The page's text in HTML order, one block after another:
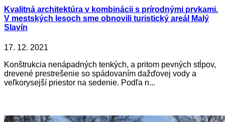
Kvalitná architektúra v kombinácii s prírodnými prvkami.
V mestských lesoch sme obnovili turistický areál Malý
Slavín
17. 12. 2021
Konštrukcia nenápadných tenkých, a pritom pevných stĺpov,
drevené prestrešenie so spádovaním dažďovej vody a
veľkorysejší priestor na sedenie. Podľa n...